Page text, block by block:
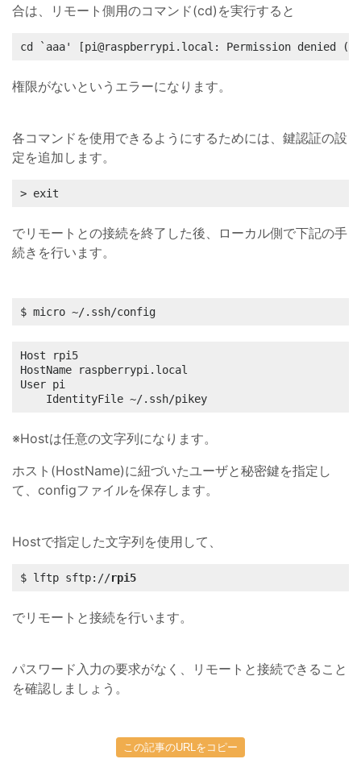
合は、リモート側用のコマンド(cd)を実行すると
cd `aaa' [pi@raspberrypi.local: Permission denied
権限がないというエラーになります。
各コマンドを使用できるようにするためには、鍵認証の設
定を追加します。
> exit
でリモートとの接続を終了した後、ローカル側で下記の手
続きを行います。
$ micro ~/.ssh/config
Host rpi5
HostName raspberrypi.local
User pi
	IdentityFile ~/.ssh/pikey
※Hostは任意の文字列になります。
ホスト(HostName)に紐づいたユーザと秘密鍵を指定し
て、configファイルを保存します。
Hostで指定した文字列を使用して、
$ lftp sftp://rpi5
でリモートと接続を行います。
パスワード入力の要求がなく、リモートと接続できること
を確認しましょう。
この記事のURLをコピー